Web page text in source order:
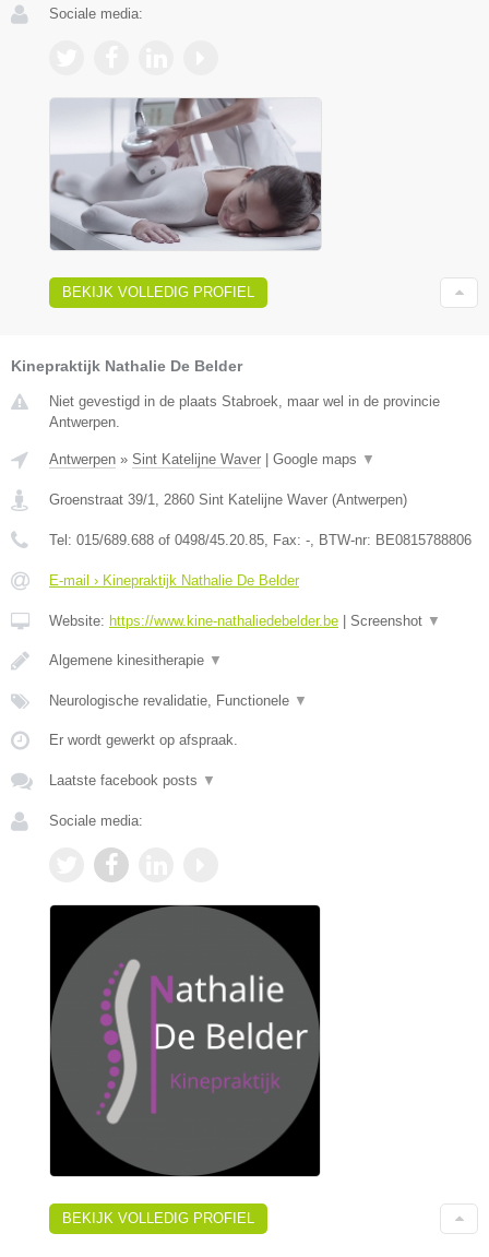
Sociale media:
BEKIJK VOLLEDIG PROFIEL
Kinepraktijk Nathalie De Belder
Niet gevestigd in de plaats Stabroek, maar wel in de provincie
Antwerpen.
Antwerpen » Sint Katelijne Waver Google maps ▼
Groenstraat 39/1 2860 Sint Katelijne Waver (Antwerpen)
Tel: 015/689.688 of 0498/45.20.85 , Fax: - , BTW-nr: BE0815788806
E-mail › Kinepraktijk Nathalie De Belder
Website: https://www.kine-nathaliedebelder.be Screenshot ▼
Algemene kinesitherapie ▼
Neurologische revalidatie, Functionele ▼
Er wordt gewerkt op afspraak.
Laatste facebook posts ▼
Sociale media:
BEKIJK VOLLEDIG PROFIEL